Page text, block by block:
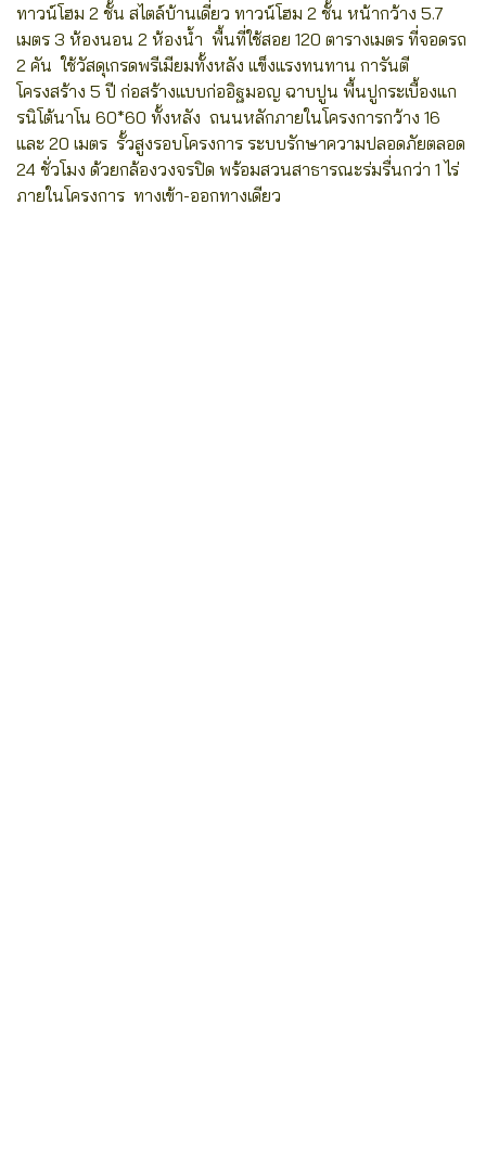
ทาวน์โฮม 2 ชั้น สไตล์บ้านเดี่ยว ทาวน์โฮม 2 ชั้น หน้ากว้าง 5.7
เมตร 3 ห้องนอน 2 ห้องน้ำ พื้นที่ใช้สอย 120 ตารางเมตร ที่จอดรถ
2 คัน ใช้วัสดุเกรดพรีเมียมทั้งหลัง แข็งแรงทนทาน การันตี
โครงสร้าง 5 ปี ก่อสร้างแบบก่ออิฐมอญ ฉาบปูน พื้นปูกระเบื้องแก
รนิโต้นาโน 60*60 ทั้งหลัง ถนนหลักภายในโครงการกว้าง 16
และ 20 เมตร รั้วสูงรอบโครงการ ระบบรักษาความปลอดภัยตลอด
24 ชั่วโมง ด้วยกล้องวงจรปิด พร้อมสวนสาธารณะร่มรื่นกว่า 1 ไร่
ภายในโครงการ ทางเข้า-ออกทางเดียว